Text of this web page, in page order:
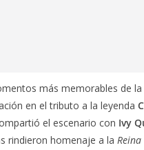
más memorables de la
en el tributo a la leyenda
el escenario con Ivy
rindieron homenaje a la